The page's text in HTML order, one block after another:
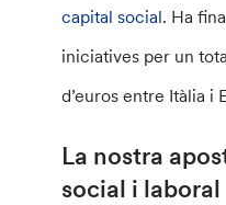
capital social. Ha
iniciatives per un
d’euros entre Itàlia i
La nostra
social i laboral